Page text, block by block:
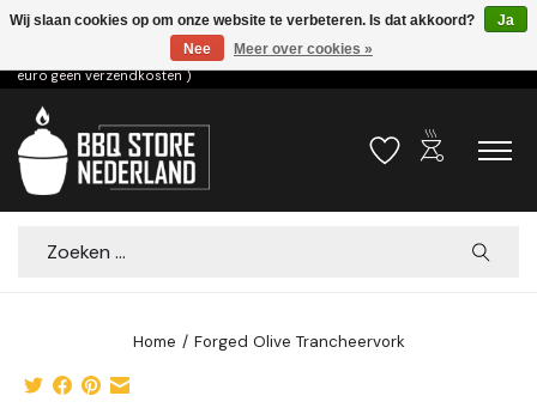
Voor 15.00u besteld dezelfde dag verzonden! ( 6,95 verzendkosten, vanaf 75
euro geen verzendkosten )
Verlanglijst
outdoor_grill
Zoeken
Home / Forged Olive Trancheervork
Wij slaan cookies op om onze website te verbeteren. Is dat akkoord?
Ja
Nee
Meer over cookies »